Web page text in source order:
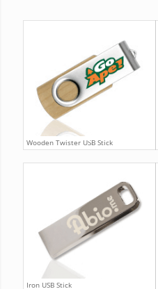
Wooden Twister USB Stick
Iron USB Stick